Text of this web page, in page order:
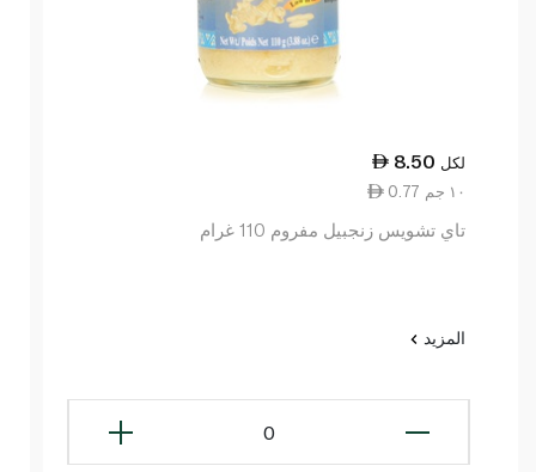
8.50 لكل
0.77 ١٠ جم
تاي تشويس زنجبيل مفروم 110 غرام
المزيد
0